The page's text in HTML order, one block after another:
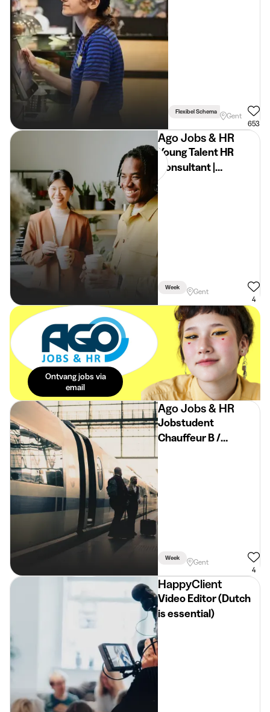
Flexibel Schema
Gent
653
Ago Jobs & HR
Young Talent HR
Consultant |
Studentenjob met
vaste aanwerving
vanaf september
Week
Gent
4
De beste
studentenjobs in
je mailbox. Dat is
pas eenvoudig!
Ontvang jobs via
email
Ago Jobs & HR
Jobstudent
Chauffeur B /
Week
Gent
4
HappyClient
Video Editor (Dutch
is essential)